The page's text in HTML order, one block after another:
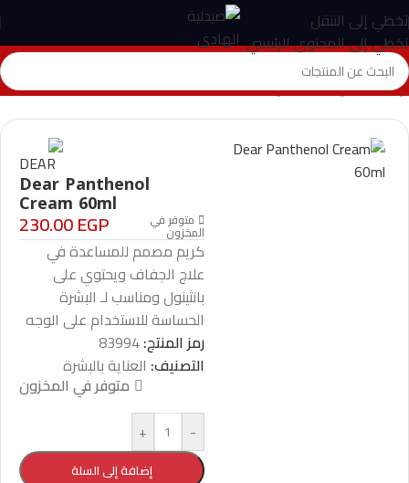
تخطي إلى التنقل
تخطي إلى المحتوى الرئيسي
الرئيسية>المتجر>العناية بالبشرة>
Dear Panthenol Cream 60ml
Dear Panthenol
Cream 60ml
متوفر في
المخزون 230.00EGP
كريم مصمم للمساعدة في
علاج الجفاف ويحتوي على
بانثينول ومناسب لـ البشرة
الحساسة للاستخدام على الوجه
رمز المنتج:83994
التصنيف: العناية بالبشرة
متوفر في المخزون
-
+
إضافة إلى السلة